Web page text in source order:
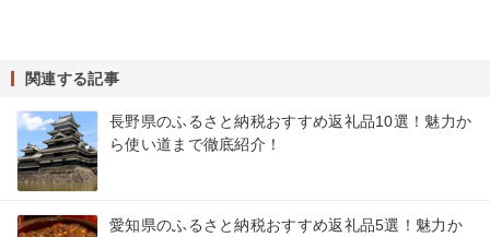
関連する記事
長野県のふるさと納税おすすめ返礼品10選！魅力か
ら使い道まで徹底紹介！
愛知県のふるさと納税おすすめ返礼品5選！魅力か